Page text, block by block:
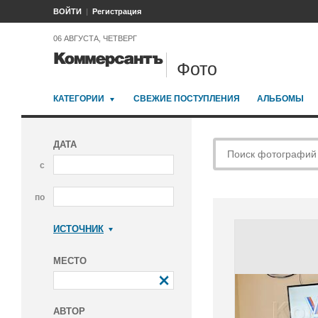
ВОЙТИ Регистрация
06 АВГУСТА, ЧЕТВЕРГ
Фото
КАТЕГОРИИ СВЕЖИЕ ПОСТУПЛЕНИЯ АЛЬБОМЫ
ДАТА
с
по
ИСТОЧНИК
МЕСТО
АВТОР